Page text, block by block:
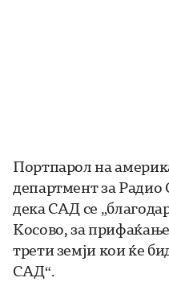
Портпарол на
департмент за Радио
дека САД се
Косово, за
трети земји кои ќе
САД“.